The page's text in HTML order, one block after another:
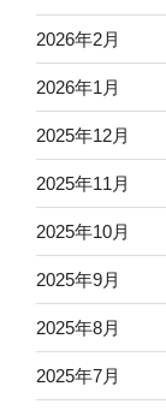
2026年2月
2026年1月
2025年12月
2025年11月
2025年10月
2025年9月
2025年8月
2025年7月